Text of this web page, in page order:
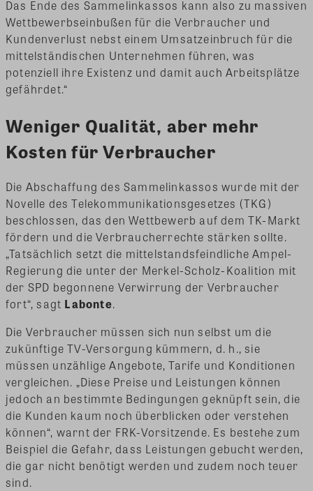
Das Ende des Sammelinkassos kann also zu massiven
Wettbewerbseinbußen für die Verbraucher und
Kundenverlust nebst einem Umsatzeinbruch für die
mittelständischen Unternehmen führen, was
potenziell ihre Existenz und damit auch Arbeitsplätze
gefährdet.“
Weniger Qualität, aber mehr
Kosten für Verbraucher
Die Abschaffung des Sammelinkassos wurde mit der
Novelle des Telekommunikationsgesetzes (TKG)
beschlossen, das den Wettbewerb auf dem TK-Markt
fördern und die Verbraucherrechte stärken sollte.
„Tatsächlich setzt die mittelstandsfeindliche Ampel-
Regierung die unter der Merkel-Scholz-Koalition mit
der SPD begonnene Verwirrung der Verbraucher
fort“, sagt Labonte.
Die Verbraucher müssen sich nun selbst um die
zukünftige TV-Versorgung kümmern, d. h., sie
müssen unzählige Angebote, Tarife und Konditionen
vergleichen. „Diese Preise und Leistungen können
jedoch an bestimmte Bedingungen geknüpft sein, die
die Kunden kaum noch überblicken oder verstehen
können“, warnt der FRK-Vorsitzende. Es bestehe zum
Beispiel die Gefahr, dass Leistungen gebucht werden,
die gar nicht benötigt werden und zudem noch teuer
sind.